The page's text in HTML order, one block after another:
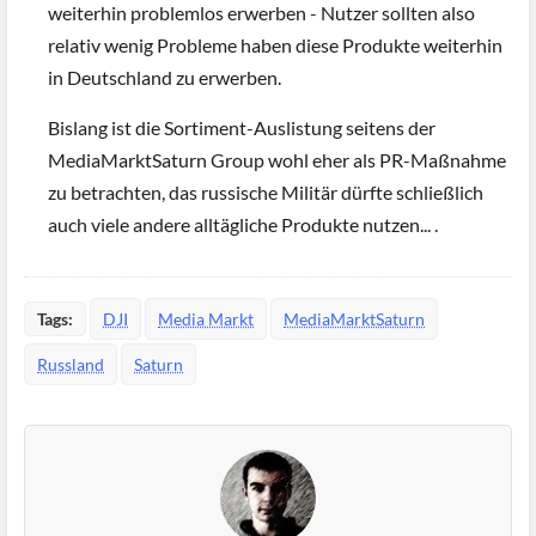
weiterhin problemlos erwerben - Nutzer sollten also
relativ wenig Probleme haben diese Produkte weiterhin
in Deutschland zu erwerben.
Bislang ist die Sortiment-Auslistung seitens der
MediaMarktSaturn Group wohl eher als PR-Maßnahme
zu betrachten, das russische Militär dürfte schließlich
auch viele andere alltägliche Produkte nutzen... .
Tags: DJI Media Markt MediaMarktSaturn
Russland Saturn